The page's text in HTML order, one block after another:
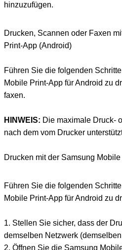
hinzuzufügen.
Drucken, Scannen oder Faxen
Print-App (Android)
Führen Sie die folgenden
Mobile Print-App für Android zu
faxen.
HINWEIS: Die maximale Druck-
nach dem vom Drucker
Drucken mit der Samsung
Führen Sie die folgenden
Mobile Print-App für Android zu
1. Stellen Sie sicher, dass der
demselben Netzwerk
2. Öffnen Sie die Samsung